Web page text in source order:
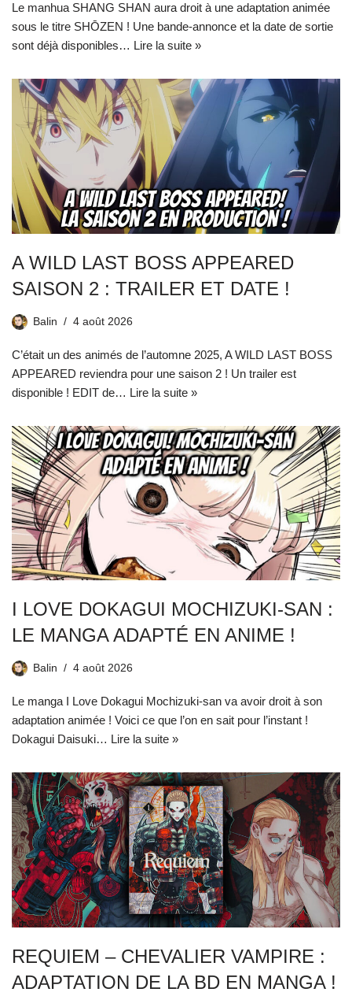
Le manhua SHANG SHAN aura droit à une adaptation animée
sous le titre SHŌZEN ! Une bande-annonce et la date de sortie
sont déjà disponibles… Lire la suite »
A WILD LAST BOSS APPEARED
SAISON 2 : TRAILER ET DATE !
Balin 4 août 2026
C’était un des animés de l’automne 2025, A WILD LAST BOSS
APPEARED reviendra pour une saison 2 ! Un trailer est
disponible ! EDIT de… Lire la suite »
I LOVE DOKAGUI MOCHIZUKI-SAN :
LE MANGA ADAPTÉ EN ANIME !
Balin 4 août 2026
Le manga I Love Dokagui Mochizuki-san va avoir droit à son
adaptation animée ! Voici ce que l’on en sait pour l’instant !
Dokagui Daisuki… Lire la suite »
REQUIEM – CHEVALIER VAMPIRE :
ADAPTATION DE LA BD EN MANGA !